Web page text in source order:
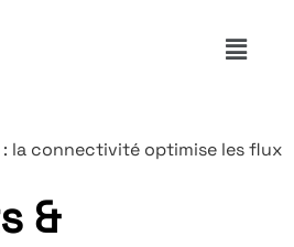
la connectivité optimise les flux
&